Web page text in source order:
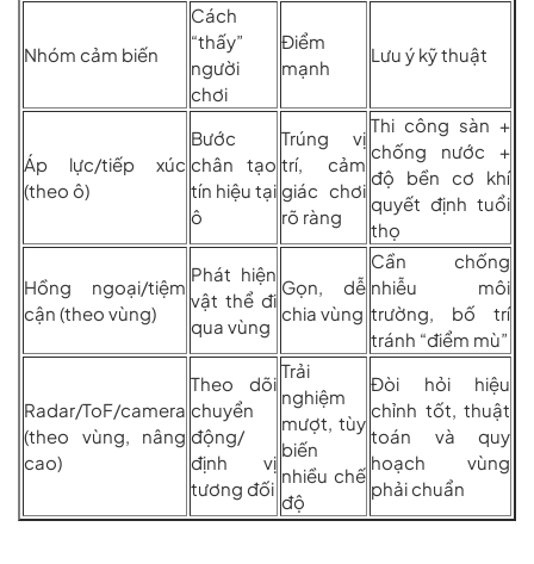
Nhóm cảm biến
Cách
“thấy”
người
chơi
Điểm
mạnh
Lưu ý kỹ thuật
Áp lực/tiếp xúc
(theo ô)
Bước
chân tạo
tín hiệu tại
ô
Trúng vị
trí, cảm
giác chơi
rõ ràng
Thi công sàn +
chống nước +
độ bền cơ khí
quyết định tuổi
thọ
Hồng ngoại/tiệm
cận (theo vùng)
Phát hiện
vật thể đi
qua vùng
Gọn, dễ
chia vùng
Cần chống
nhiễu môi
trường, bố trí
tránh “điểm mù”
Radar/ToF/camera
(theo vùng, nâng
cao)
Theo dõi
chuyển
động/
định vị
tương đối
Trải
nghiệm
mượt, tùy
biến
nhiều chế
độ
Đòi hỏi hiệu
chỉnh tốt, thuật
toán và quy
hoạch vùng
phải chuẩn